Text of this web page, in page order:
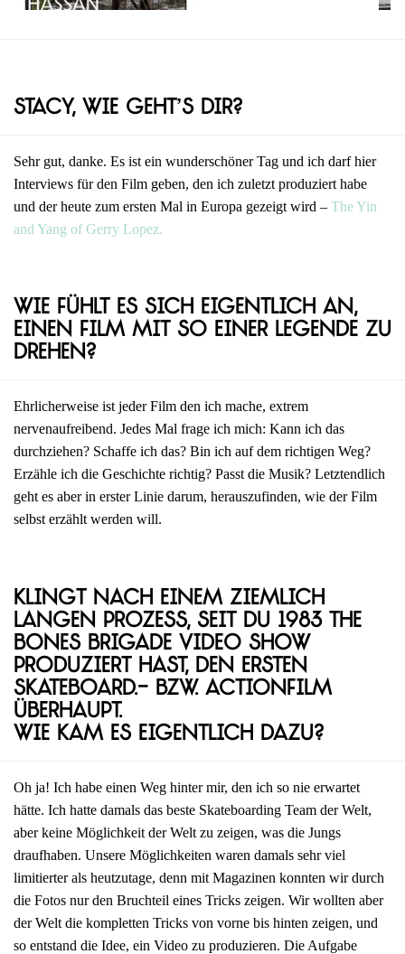
Stacy, wie geht’s dir?
Sehr gut, danke. Es ist ein wunderschöner Tag und ich darf hier
Interviews für den Film geben, den ich zuletzt produziert habe
und der heute zum ersten Mal in Europa gezeigt wird – The Yin
and Yang of Gerry Lopez.
Wie fühlt es sich eigentlich an,
einen Film mit so einer Legende zu
drehen?
Ehrlicherweise ist jeder Film den ich mache, extrem
nervenaufreibend. Jedes Mal frage ich mich: Kann ich das
durchziehen? Schaffe ich das? Bin ich auf dem richtigen Weg?
Erzähle ich die Geschichte richtig? Passt die Musik? Letztendlich
geht es aber in erster Linie darum, herauszufinden, wie der Film
selbst erzählt werden will.
Klingt nach einem ziemlich
langen Prozess, seit du 1983 The
Bones Brigade Video Show
produziert hast, den ersten
Skateboard.- bzw. Actionfilm
überhaupt.
Wie kam es eigentlich dazu?
Oh ja! Ich habe einen Weg hinter mir, den ich so nie erwartet
hätte. Ich hatte damals das beste Skateboarding Team der Welt,
aber keine Möglichkeit der Welt zu zeigen, was die Jungs
draufhaben. Unsere Möglichkeiten waren damals sehr viel
limitierter als heutzutage, denn mit Magazinen konnten wir durch
die Fotos nur den Bruchteil eines Tricks zeigen. Wir wollten aber
der Welt die kompletten Tricks von vorne bis hinten zeigen, und
so entstand die Idee, ein Video zu produzieren. Die Aufgabe